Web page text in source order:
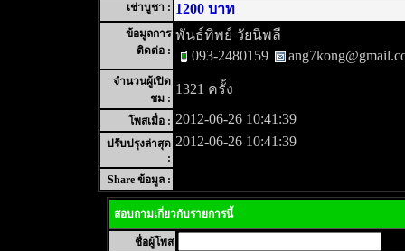
เช่าบูชา : 1200 บาท
ข้อมูลการ
ติดต่อ :
พันธ์ทิพย์ วัยนิพลี
093-2480159
จำนวนผู้เปิด
ชม :
1321 ครั้ง
โพสเมื่อ : 2012-06-26 10:41:39
ปรับปรุงล่าสุด
:
2012-06-26 10:41:39
Share ข้อมูล :
สอบถามเกี่ยวกับรายการนี้
ชื่อผู้โพส